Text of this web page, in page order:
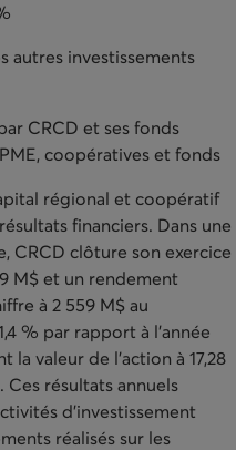
autres investissements
CRCD et ses fonds
coopératives et fonds
régional et coopératif
financiers. Dans une
CRCD clôture son exercice
M$ et un rendement
à 2 559 M$ au
% par rapport à l’année
la valeur de l’action à 17,28
Ces résultats annuels
d’investissement
réalisés sur les